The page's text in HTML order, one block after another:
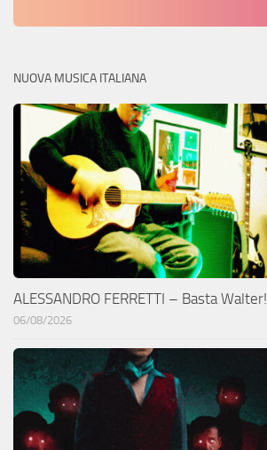
NUOVA MUSICA ITALIANA
ALESSANDRO FERRETTI – Basta Walter!
06/08/2026